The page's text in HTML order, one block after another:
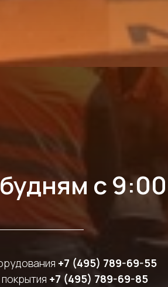
с
+7 (495) 789-69-55
+7 (495) 789-69-85